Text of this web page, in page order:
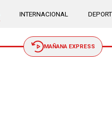
INTERNACIONAL
MAÑANA EXPRESS